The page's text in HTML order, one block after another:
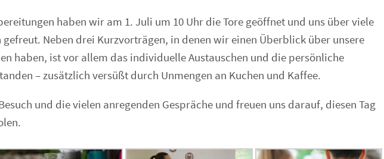
haben wir am 1. Juli um 10 Uhr die Tore geöffnet und uns über viele
Neben drei Kurzvorträgen, in denen wir einen Überblick über unsere
haben, ist vor allem das individuelle Austauschen und die persönliche
– zusätzlich versüßt durch Unmengen an Kuchen und Kaffee.
und die vielen anregenden Gespräche und freuen uns darauf, diesen Tag